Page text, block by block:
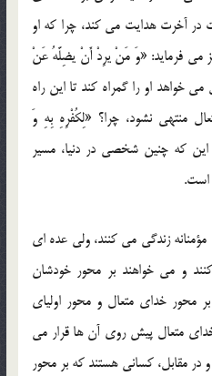
در آخرت هدایت می کند، چرا که او
می فرماید: «وَ مَنْ یرِدْ أَنْ یضِلَّهُ عَنْ
خدای متعال می خواهد او را گمراه كند تا این راه
منتهی نشود، چرا؟ «لِكُفْرِهِ بِهِ وَ
به خاطر این که چنین شخصی در دنیا، مسیر
است.
زندگی می كنند، ولی عده ای
و می خواهند بر محور خودشان
محور خدای متعال و محور اولیای
متعال پیش روی آن ها قرار می
مقابل، کسانی هستند كه بر محور